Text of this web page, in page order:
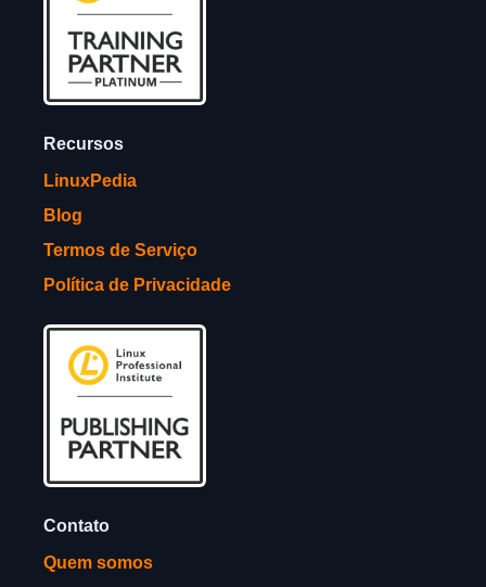
Recursos
LinuxPedia
Blog
Termos de Serviço
Política de Privacidade
Contato
Quem somos